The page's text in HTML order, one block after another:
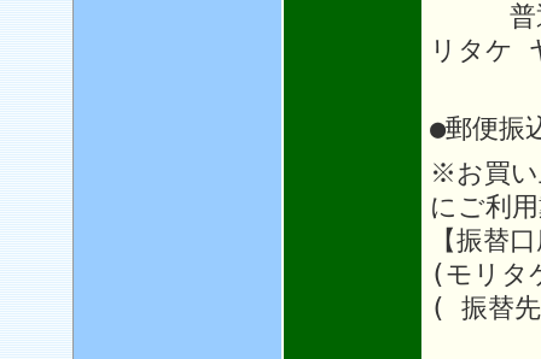
普通
リタケ
●郵便振
※お買い
にご利
【振替
(モリタ
( 振替